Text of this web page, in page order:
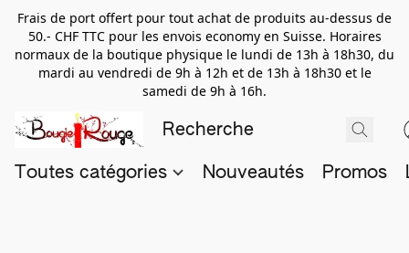
Frais de port offert pour tout achat de produits au-dessus de
50.- CHF TTC pour les envois economy en Suisse. Horaires
normaux de la boutique physique le lundi de 13h à 18h30, du
mardi au vendredi de 9h à 12h et de 13h à 18h30 et le
samedi de 9h à 16h.
Toutes catégories Nouveautés Promos